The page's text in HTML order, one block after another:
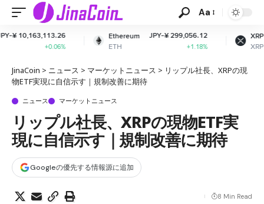
Aa
Ethereum
ETH
JPY-¥ 299,056.12
XRP
XRP
JPY-¥ 164.83
-2.66%
JinaCoin > ニュース > マーケットニュース > リップル社長、XRPの現
物ETF実現に自信示す｜規制改善に期待
ニュース マーケットニュース
リップル社長、XRPの現物ETF実
現に自信示す｜規制改善に期待
Googleの優先する情報源に追加
8 Min Read